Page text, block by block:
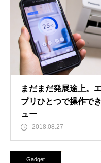
まだまだ発展途上。
プリひとつで操作で
ュー
2018.08.27
Gadget